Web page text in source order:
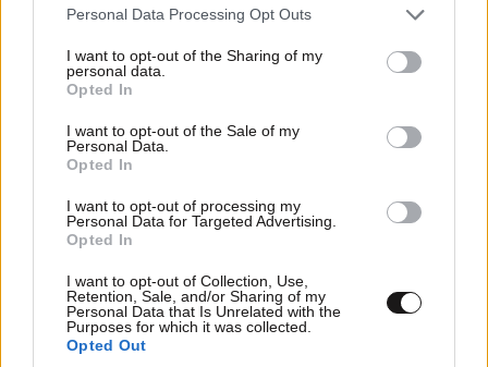
Please note that this website/app uses one or more Google
not limited to your visit or usage behaviour. You may click to
grant or deny consent to Google and its third-party tags to
use your data for below specified purposes in below Google
consent section.
Personal Data Processing Opt Outs
I want to opt-out of the Sharing of my
personal data.
Opted In
I want to opt-out of the Sale of my
Personal Data.
Opted In
I want to opt-out of processing my
Personal Data for Targeted Advertising.
Opted In
I want to opt-out of Collection, Use,
Retention, Sale, and/or Sharing of my
Personal Data that Is Unrelated with the
Purposes for which it was collected.
Opted Out
Πόσο πληρώνουμε πραγματικά για μία μέρα με